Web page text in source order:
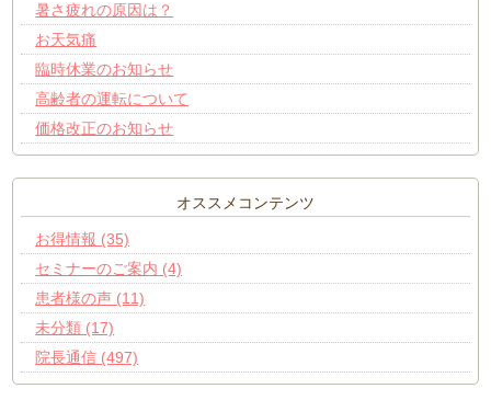
暑さ疲れの原因は？
お天気痛
臨時休業のお知らせ
高齢者の運転について
価格改正のお知らせ
オススメコンテンツ
お得情報 (35)
セミナーのご案内 (4)
患者様の声 (11)
未分類 (17)
院長通信 (497)